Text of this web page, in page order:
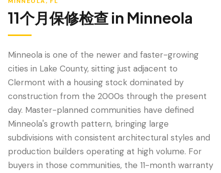
11个月保修检查in Minneola
Minneola is one of the newer and faster-growing
cities in Lake County, sitting just adjacent to
Clermont with a housing stock dominated by
construction from the 2000s through the present
day. Master-planned communities have defined
Minneola's growth pattern, bringing large
subdivisions with consistent architectural styles and
production builders operating at high volume. For
buyers in those communities, the 11-month warranty